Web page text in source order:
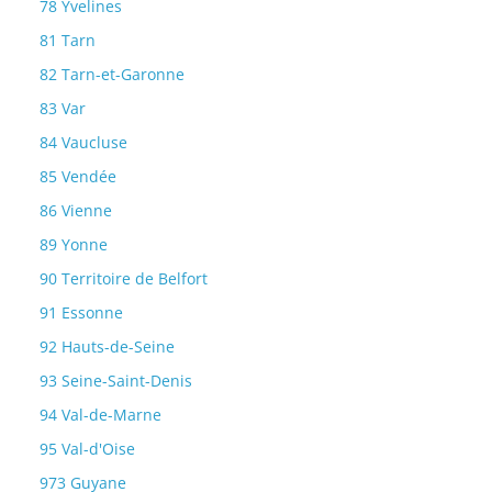
78 Yvelines
81 Tarn
82 Tarn-et-Garonne
83 Var
84 Vaucluse
85 Vendée
86 Vienne
89 Yonne
90 Territoire de Belfort
91 Essonne
92 Hauts-de-Seine
93 Seine-Saint-Denis
94 Val-de-Marne
95 Val-d'Oise
973 Guyane